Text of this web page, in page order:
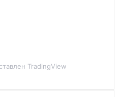
TradingView